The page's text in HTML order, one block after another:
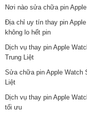
Nơi nào sửa chữa pin
Địa chỉ uy tín thay pin
không lo hết pin
Dịch vụ thay pin Apple
Trung Liệt
Sửa chữa pin Apple Watch
Liệt
Dịch vụ thay pin Apple
tối ưu